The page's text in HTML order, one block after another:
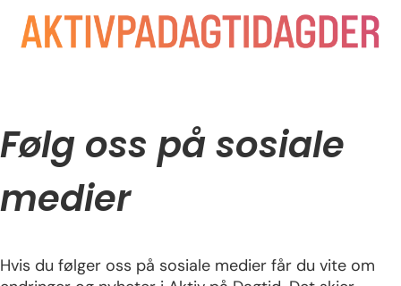
Følg oss på sosiale
medier
Hvis du følger oss på sosiale medier får du vite om